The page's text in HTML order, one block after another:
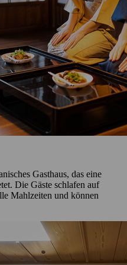
Gasthaus, das eine
Die Gäste schlafen auf
Mahlzeiten und können